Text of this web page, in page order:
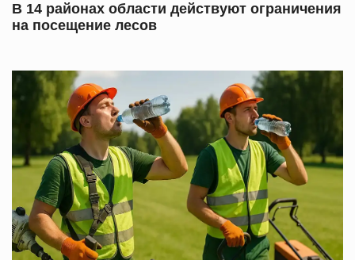
В 14 районах области действуют ограничения
на посещение лесов